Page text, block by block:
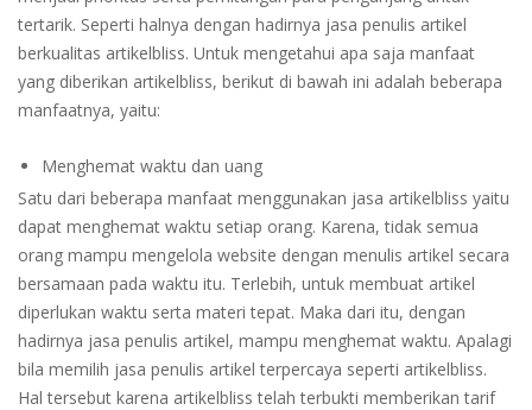
tertarik. Seperti halnya dengan hadirnya jasa penulis artikel
berkualitas artikelbliss. Untuk mengetahui apa saja manfaat
yang diberikan artikelbliss, berikut di bawah ini adalah beberapa
manfaatnya, yaitu:
Menghemat waktu dan uang
Satu dari beberapa manfaat menggunakan jasa artikelbliss yaitu
dapat menghemat waktu setiap orang. Karena, tidak semua
orang mampu mengelola website dengan menulis artikel secara
bersamaan pada waktu itu. Terlebih, untuk membuat artikel
diperlukan waktu serta materi tepat. Maka dari itu, dengan
hadirnya jasa penulis artikel, mampu menghemat waktu. Apalagi
bila memilih jasa penulis artikel terpercaya seperti artikelbliss.
Hal tersebut karena artikelbliss telah terbukti memberikan tarif